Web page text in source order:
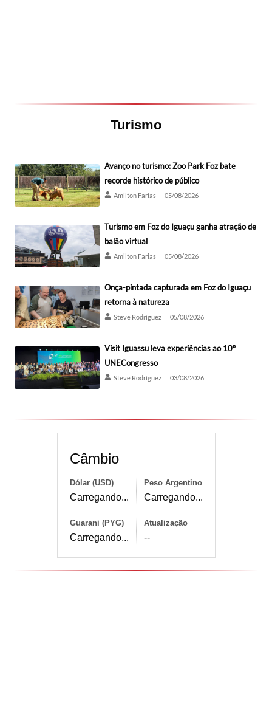
Turismo
Avanço no turismo: Zoo Park Foz bate
recorde histórico de público
Amilton Farias 05/08/2026
Turismo em Foz do Iguaçu ganha atração de
balão virtual
Amilton Farias 05/08/2026
Onça-pintada capturada em Foz do Iguaçu
retorna à natureza
Steve Rodríguez 05/08/2026
Visit Iguassu leva experiências ao 10º
UNECongresso
Steve Rodríguez 03/08/2026
Câmbio
Dólar (USD)
Carregando...
Peso Argentino
Carregando...
Guarani (PYG)
Carregando...
Atualização
--